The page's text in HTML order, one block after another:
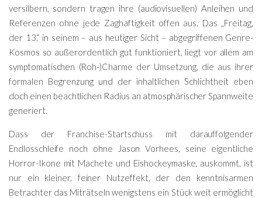
versilbern, sondern tragen ihre (audiovisuellen) Anleihen und
Referenzen ohne jede Zaghaftigkeit offen aus. Das „Freitag,
der 13.“ in seinem – aus heutiger Sicht – abgegriffenen Genre-
Kosmos so außerordentlich gut funktioniert, liegt vor allem am
symptomatischen (Roh-)Charme der Umsetzung, die aus ihrer
formalen Begrenzung und der inhaltlichen Schlichtheit eben
doch einen beachtlichen Radius an atmosphärischer Spannweite
generiert.
Dass der Franchise-Startschuss mit darauffolgender
Endlosschleife noch ohne Jason Vorhees, seine eigentliche
Horror-Ikone mit Machete und Eishockeymaske, auskommt, ist
nur ein kleiner, feiner Nutzeffekt, der den kenntnisarmen
Betrachter das Miträtseln wenigstens ein Stück weit ermöglicht